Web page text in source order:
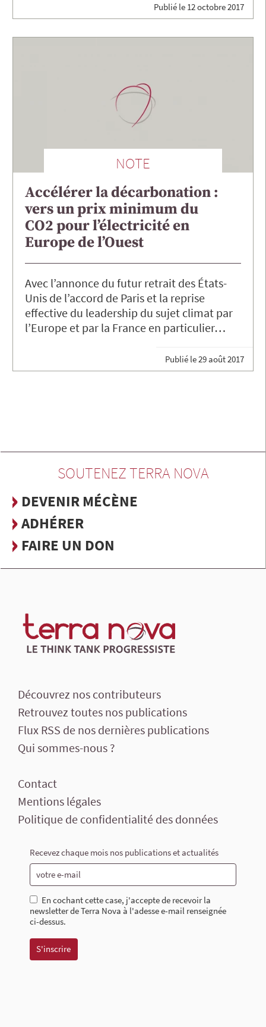
Publié le 12 octobre 2017
NOTE
Accélérer la décarbonation :
vers un prix minimum du
CO2 pour l’électricité en
Europe de l’Ouest
Avec l’annonce du futur retrait des États-
Unis de l’accord de Paris et la reprise
effective du leadership du sujet climat par
l’Europe et par la France en particulier…
Publié le29 août 2017
SOUTENEZ TERRA NOVA
DEVENIR MÉCÈNE
ADHÉRER
FAIRE UN DON
Découvrez nos contributeurs
Retrouvez toutes nos publications
Flux RSS de nos dernières publications
Qui sommes-nous ?
Contact
Mentions légales
Politique de confidentialité des données
Recevez chaque mois nos publications et actualités
En cochant cette case, j'accepte de recevoir la
newsletter de Terra Nova à l'adesse e-mail renseignée
ci-dessus.